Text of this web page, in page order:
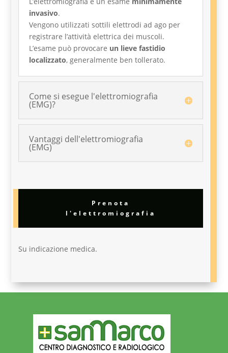
invasivo.
Vengono utilizzati sottili elettrodi ad ago per
registrare l’attività elettrica dei muscoli.
L’esame può provocare un lieve fastidio
localizzato, generalmente ben tollerato.
Come si esegue l'elettromiografia
(EMG)?
Vantaggi dell'elettromiografia
(EMG)
Prenota
l'elettromiografia
Su indicazione medica.